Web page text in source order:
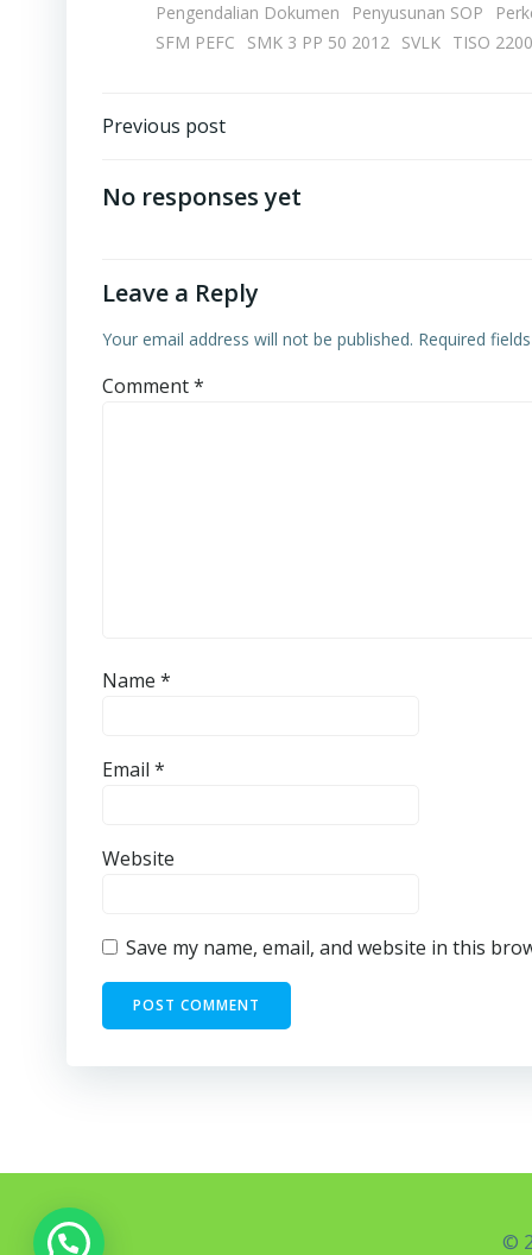
Pengendalian Dokumen
Penyusunan SOP
SFM PEFC
SMK 3 PP 50 2012 SVLK TISO
Post
navigation
Previous post
No responses yet
Leave a Reply
Your email address will not be published. Required
Comment*
Name *
Email *
Website
Save my name, email, and website in this
©